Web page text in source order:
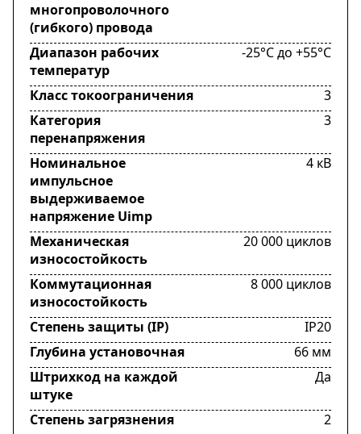
многопроволочного
(гибкого) провода
Диапазон рабочих
температур
-25°C до +55°C
Класс токоограничения
3
Категория
перенапряжения
3
Номинальное
импульсное
выдерживаемое
напряжение Uimp
4 кВ
Механическая
износостойкость
20 000 циклов
Коммутационная
износостойкость
8 000 циклов
Степень защиты (IP)
IP20
Глубина установочная
66 мм
Штрихкод на каждой
штуке
Да
Степень загрязнения
2